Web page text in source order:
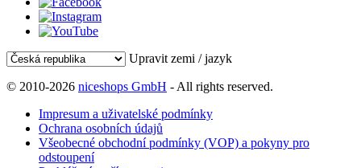
Upravit zemi / jazyk
© 2010-2026 niceshops GmbH - All rights reserved.
Impresum a uživatelské podmínky
Ochrana osobních údajů
Všeobecné obchodní podmínky (VOP) a pokyny pro
odstoupení